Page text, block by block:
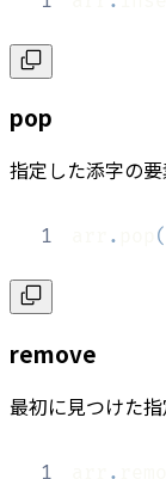
pop
指定した添字の要
1 . (
remove
最初に見つけた指
1 .